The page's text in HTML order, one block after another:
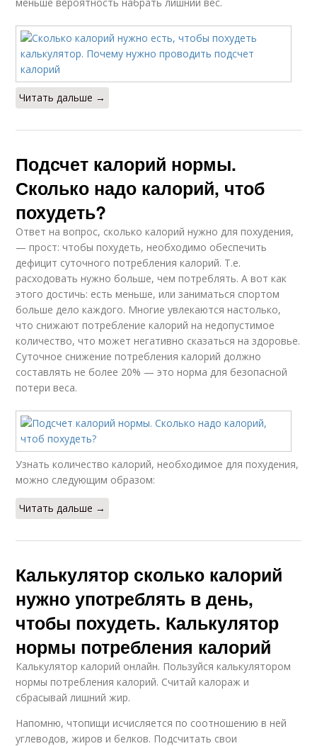
Читать дальше →
Подсчет калорий нормы.
Сколько надо калорий, чтоб
похудеть?
Ответ на вопрос, сколько калорий нужно для похудения,
— прост: чтобы похудеть, необходимо обеспечить
дефицит суточного потребления калорий. Т.е.
расходовать нужно больше, чем потреблять. А вот как
этого достичь: есть меньше, или заниматься спортом
больше дело каждого. Многие увлекаются настолько,
что снижают потребление калорий на недопустимое
количество, что может негативно сказаться на здоровье.
Суточное снижение потребления калорий должно
составлять не более 20% — это норма для безопасной
потери веса.
Узнать количество калорий, необходимое для похудения,
можно следующим образом:
Читать дальше →
Калькулятор сколько калорий
нужно употреблять в день,
чтобы похудеть. Калькулятор
нормы потребления калорий
Калькулятор калорий онлайн. Пользуйся калькулятором
нормы потребления калорий. Считай калораж и
сбрасывай лишний жир.
Напомню, чтопищи исчисляется по соотношению в ней
углеводов, жиров и белков. Подсчитать свои